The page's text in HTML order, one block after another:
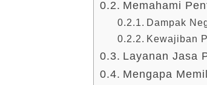
Memahami
Dampak
Kewajiban
Layanan Jasa
Mengapa